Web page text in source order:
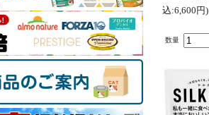
込:6,600円)
数量